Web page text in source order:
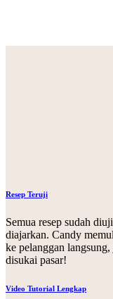
Resep Teruji
Semua resep sudah
diajarkan. Candy
ke pelanggan
disukai pasar!
Video Tutorial Lengkap